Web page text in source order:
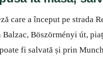
care a început pe strada
Balzac, Böszörményi út,
fi salvată și prin